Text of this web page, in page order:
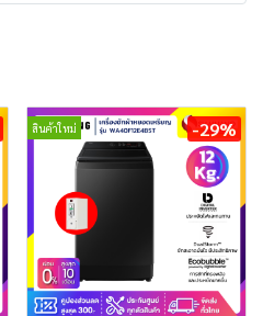
สินค้าใหม่ -29%